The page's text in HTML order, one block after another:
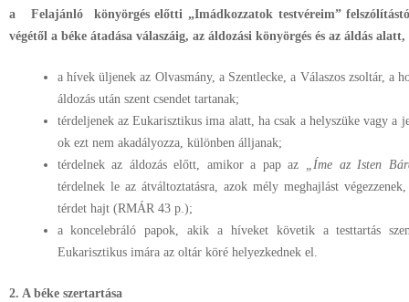
a Felajánló könyörgés előtti „Imádkozzatok testvéreim”
végétől a béke átadása válaszáig, az áldozási könyörgés és az áldás
a hívek üljenek az Olvasmány, a Szentlecke, a Válaszos zsoltár, a
áldozás után szent csendet tartanak;
térdeljenek az Eukarisztikus ima alatt, ha csak a helyszüke vagy a
ok ezt nem akadályozza, különben álljanak;
térdelnek az áldozás előtt, amikor a pap az „Íme az Isten
térdelnek le az átváltoztatásra, azok mély meghajlást
térdet hajt (RMÁR 43 p.);
a koncelebráló papok, akik a híveket követik a testtartás
Eukarisztikus imára az oltár köré helyezkednek el.
2. A béke szertartása